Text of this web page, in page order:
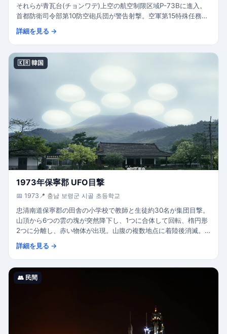
それらが青瓦台(チョンワデ)上空の航空制限区域P-73Bに進入。
首都防衛司令部第10防空砲兵団が警告射撃。空軍第15特殊任務飛
行団がF-5A/F-5E戦闘機を緊急発進。18:15にKM167A3 20mm
バルカン砲が発砲(撃墜失敗)。政府公式説明:ノースウエスト航空
貨物機の領空侵犯。大韓民国国軍がUAPに対し武力対応した唯一
の公式事例。
詳細を見る →
🇰🇷 韓国
1973年保寧郡 UFO目撃
📅 1973 📍 충남 보령군 시골 초등학교
忠清南道保寧郡の田舎の小学校で教師と生徒約30名が集団目撃。
山頂から6つの雲の塊が突然降下し、1つに合体して回転、楕円形
2つに分離し、赤い物体が出現。山腹の複数地点に着陸後消滅。
多数の証言が確保された韓国初期のUAP事件の一つ。
詳細を見る →
👥 民間